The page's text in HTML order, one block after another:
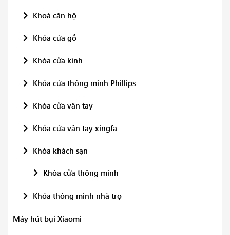
Khoá căn hộ
Khóa cửa gỗ
Khóa cửa kính
Khóa cửa thông minh Phillips
Khóa cửa vân tay
Khóa cửa vân tay xingfa
Khóa khách sạn
Khóa cửa thông minh
Khóa thông minh nhà trọ
Máy hút bụi Xiaomi